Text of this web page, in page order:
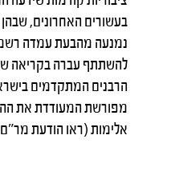
בעשורים האחרונים,
נמנעה מהבעת עמדה
להשתתף עברה בקריאה
הרבנים המתקדמים
מפורשת המעודדת את
אלימות (ראו הודעת